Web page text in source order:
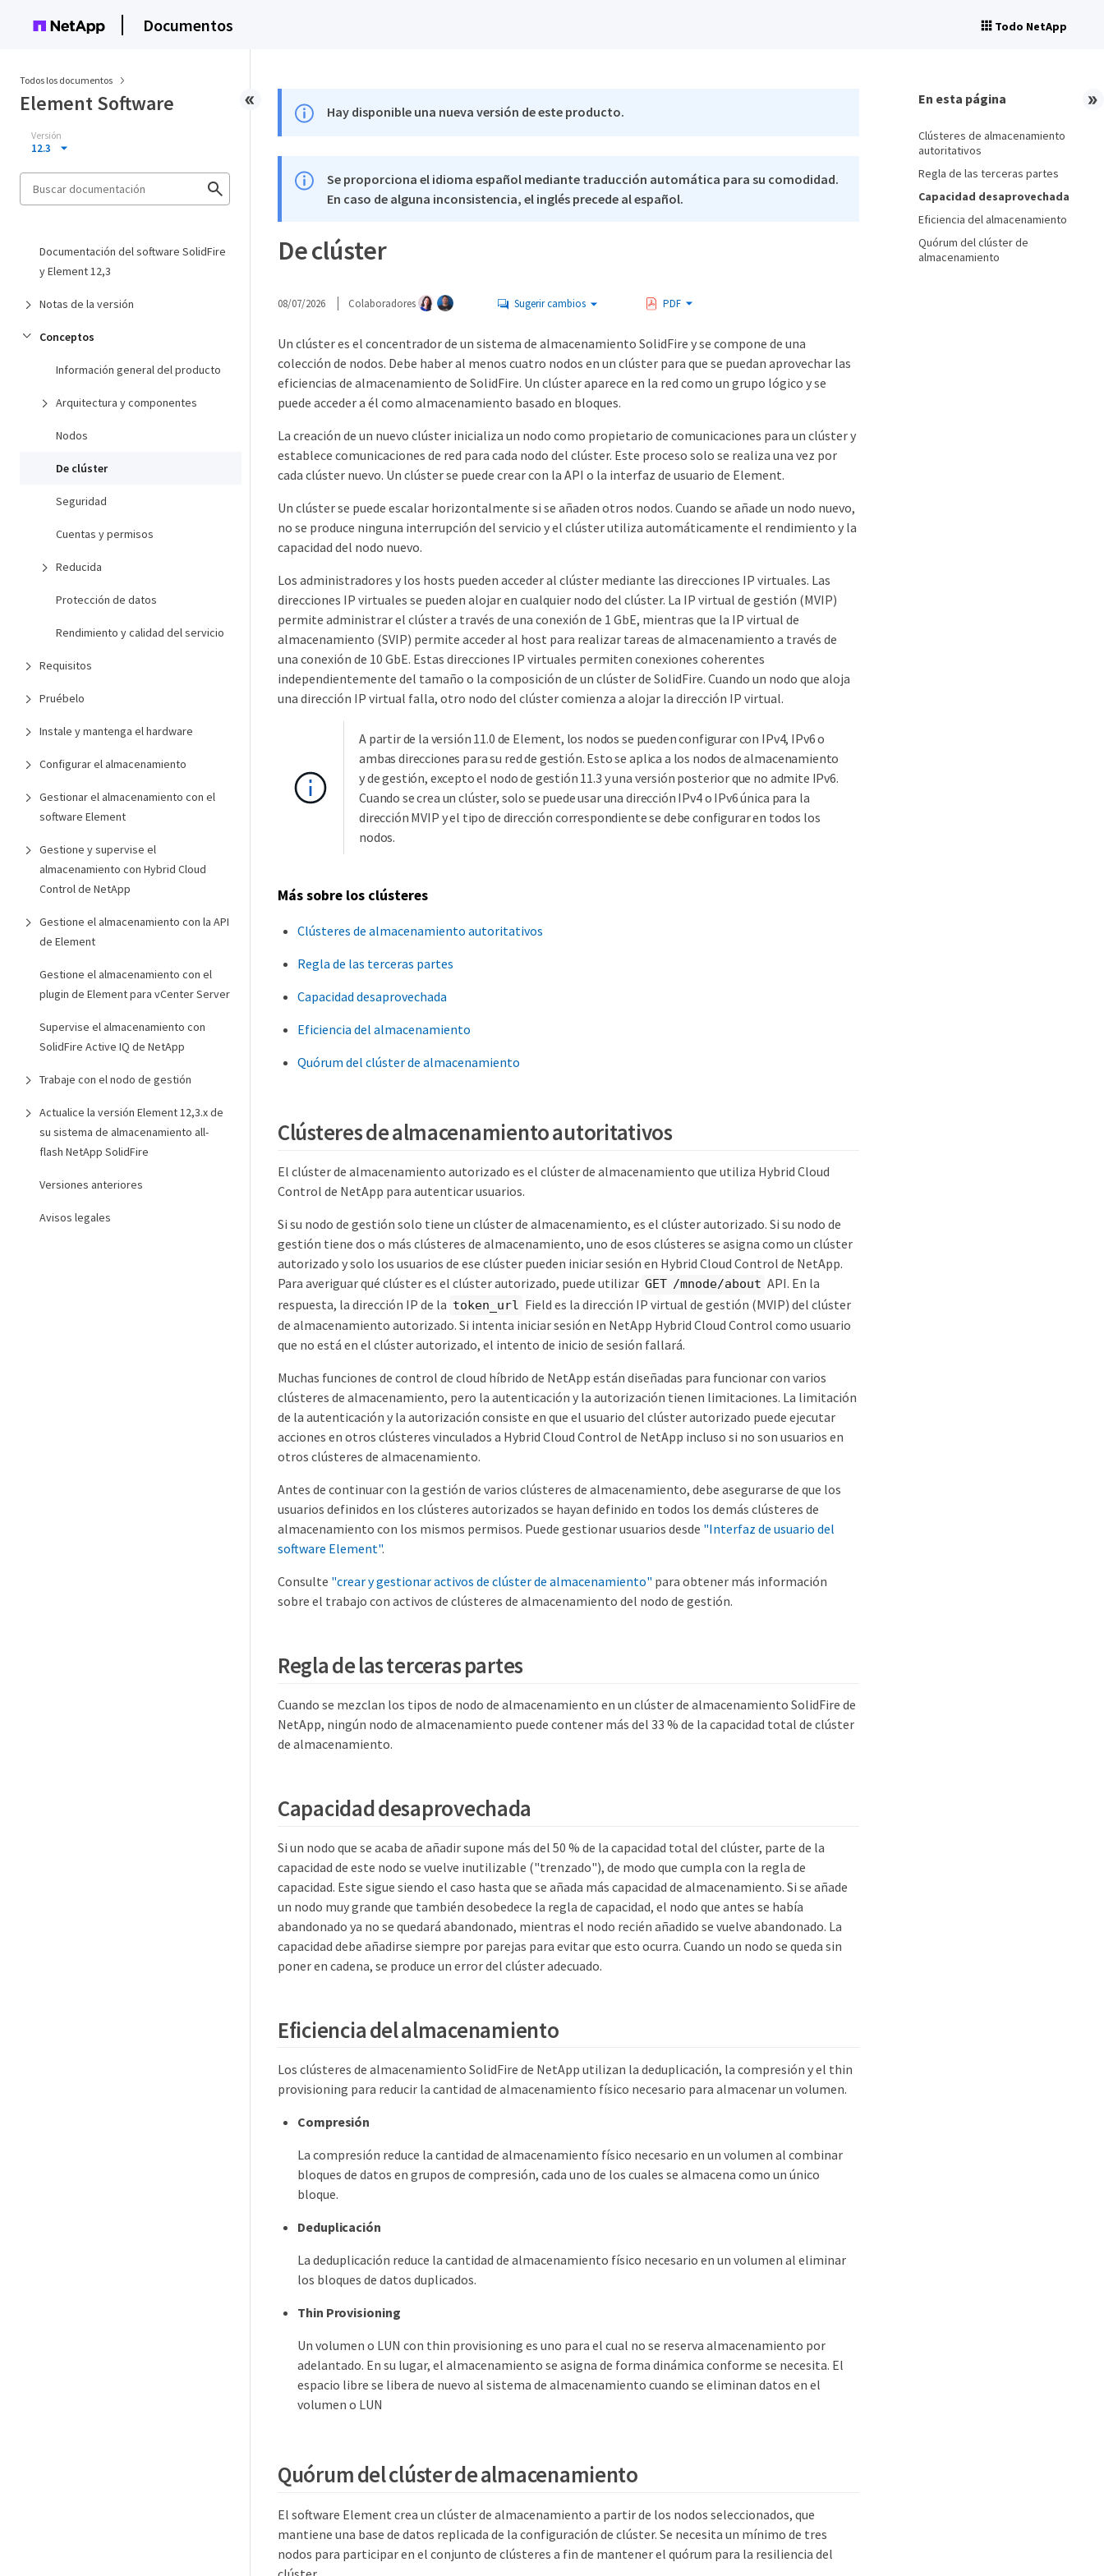
Documentos Todo NetApp
Todos los documentos
Element Software
Versión
12.3
Documentación del software SolidFire
y Element 12,3
Notas de la versión
Conceptos
Información general del producto
Arquitectura y componentes
Nodos
De clúster
Seguridad
Cuentas y permisos
Reducida
Protección de datos
Rendimiento y calidad del servicio
Requisitos
Pruébelo
Instale y mantenga el hardware
Configurar el almacenamiento
Gestionar el almacenamiento con el
software Element
Gestione y supervise el
almacenamiento con Hybrid Cloud
Control de NetApp
Gestione el almacenamiento con la API
de Element
Gestione el almacenamiento con el
plugin de Element para vCenter Server
Supervise el almacenamiento con
SolidFire Active IQ de NetApp
Trabaje con el nodo de gestión
Actualice la versión Element 12,3.x de
su sistema de almacenamiento all-
flash NetApp SolidFire
Versiones anteriores
Avisos legales
Hay disponible una nueva versión de este producto.
Se proporciona el idioma español mediante traducción automática para su comodidad.
En caso de alguna inconsistencia, el inglés precede al español.
De clúster
08/07/2026 Colaboradores Sugerir cambios PDF
Un clúster es el concentrador de un sistema de almacenamiento SolidFire y se compone de una
colección de nodos. Debe haber al menos cuatro nodos en un clúster para que se puedan aprovechar las
eficiencias de almacenamiento de SolidFire. Un clúster aparece en la red como un grupo lógico y se
puede acceder a él como almacenamiento basado en bloques.
La creación de un nuevo clúster inicializa un nodo como propietario de comunicaciones para un clúster y
establece comunicaciones de red para cada nodo del clúster. Este proceso solo se realiza una vez por
cada clúster nuevo. Un clúster se puede crear con la API o la interfaz de usuario de Element.
Un clúster se puede escalar horizontalmente si se añaden otros nodos. Cuando se añade un nodo nuevo,
no se produce ninguna interrupción del servicio y el clúster utiliza automáticamente el rendimiento y la
capacidad del nodo nuevo.
Los administradores y los hosts pueden acceder al clúster mediante las direcciones IP virtuales. Las
direcciones IP virtuales se pueden alojar en cualquier nodo del clúster. La IP virtual de gestión (MVIP)
permite administrar el clúster a través de una conexión de 1 GbE, mientras que la IP virtual de
almacenamiento (SVIP) permite acceder al host para realizar tareas de almacenamiento a través de
una conexión de 10 GbE. Estas direcciones IP virtuales permiten conexiones coherentes
independientemente del tamaño o la composición de un clúster de SolidFire. Cuando un nodo que aloja
una dirección IP virtual falla, otro nodo del clúster comienza a alojar la dirección IP virtual.
A partir de la versión 11.0 de Element, los nodos se pueden configurar con IPv4, IPv6 o
ambas direcciones para su red de gestión. Esto se aplica a los nodos de almacenamiento
y de gestión, excepto el nodo de gestión 11.3 y una versión posterior que no admite IPv6.
Cuando se crea un clúster, solo se puede usar una dirección IPv4 o IPv6 única para la
dirección MVIP y el tipo de dirección correspondiente se debe configurar en todos los
nodos.
Más sobre los clústeres
Clústeres de almacenamiento autoritativos
Regla de las terceras partes
Capacidad desaprovechada
Eficiencia del almacenamiento
Quórum del clúster de almacenamiento
Clústeres de almacenamiento autoritativos
El clúster de almacenamiento autorizado es el clúster de almacenamiento que utiliza Hybrid Cloud
Control de NetApp para autenticar usuarios.
Si su nodo de gestión solo tiene un clúster de almacenamiento, es el clúster autorizado. Si su nodo de
gestión tiene dos o más clústeres de almacenamiento, uno de esos clústeres se asigna como un clúster
autorizado y solo los usuarios de ese clúster pueden iniciar sesión en Hybrid Cloud Control de NetApp.
Para averiguar qué clúster es el clúster autorizado, puede utilizar GET /mnode/about API. En la
respuesta, la dirección IP de la token_url Field es la dirección IP virtual de gestión (MVIP) del clúster
de almacenamiento autorizado. Si intenta iniciar sesión en NetApp Hybrid Cloud Control como usuario
que no está en el clúster autorizado, el intento de inicio de sesión fallará.
Muchas funciones de control de cloud híbrido de NetApp están diseñadas para funcionar con varios
clústeres de almacenamiento, pero la autenticación y la autorización tienen limitaciones. La limitación
de la autenticación y la autorización consiste en que el usuario del clúster autorizado puede ejecutar
acciones en otros clústeres vinculados a Hybrid Cloud Control de NetApp incluso si no son usuarios en
otros clústeres de almacenamiento.
Antes de continuar con la gestión de varios clústeres de almacenamiento, debe asegurarse de que los
usuarios definidos en los clústeres autorizados se hayan definido en todos los demás clústeres de
almacenamiento con los mismos permisos. Puede gestionar usuarios desde "Interfaz de usuario del
software Element".
Consulte "crear y gestionar activos de clúster de almacenamiento" para obtener más información
sobre el trabajo con activos de clústeres de almacenamiento del nodo de gestión.
Regla de las terceras partes
Cuando se mezclan los tipos de nodo de almacenamiento en un clúster de almacenamiento SolidFire de
NetApp, ningún nodo de almacenamiento puede contener más del 33 % de la capacidad total de clúster
de almacenamiento.
Capacidad desaprovechada
Si un nodo que se acaba de añadir supone más del 50 % de la capacidad total del clúster, parte de la
capacidad de este nodo se vuelve inutilizable ("trenzado"), de modo que cumpla con la regla de
capacidad. Este sigue siendo el caso hasta que se añada más capacidad de almacenamiento. Si se añade
un nodo muy grande que también desobedece la regla de capacidad, el nodo que antes se había
abandonado ya no se quedará abandonado, mientras el nodo recién añadido se vuelve abandonado. La
capacidad debe añadirse siempre por parejas para evitar que esto ocurra. Cuando un nodo se queda sin
poner en cadena, se produce un error del clúster adecuado.
Eficiencia del almacenamiento
Los clústeres de almacenamiento SolidFire de NetApp utilizan la deduplicación, la compresión y el thin
provisioning para reducir la cantidad de almacenamiento físico necesario para almacenar un volumen.
Compresión
La compresión reduce la cantidad de almacenamiento físico necesario en un volumen al combinar
bloques de datos en grupos de compresión, cada uno de los cuales se almacena como un único
bloque.
Deduplicación
La deduplicación reduce la cantidad de almacenamiento físico necesario en un volumen al eliminar
los bloques de datos duplicados.
Thin Provisioning
Un volumen o LUN con thin provisioning es uno para el cual no se reserva almacenamiento por
adelantado. En su lugar, el almacenamiento se asigna de forma dinámica conforme se necesita. El
espacio libre se libera de nuevo al sistema de almacenamiento cuando se eliminan datos en el
volumen o LUN
Quórum del clúster de almacenamiento
El software Element crea un clúster de almacenamiento a partir de los nodos seleccionados, que
mantiene una base de datos replicada de la configuración de clúster. Se necesita un mínimo de tres
nodos para participar en el conjunto de clústeres a fin de mantener el quórum para la resiliencia del
En esta página
Clústeres de almacenamiento
autoritativos
Regla de las terceras partes
Capacidad desaprovechada
Eficiencia del almacenamiento
Quórum del clúster de
almacenamiento